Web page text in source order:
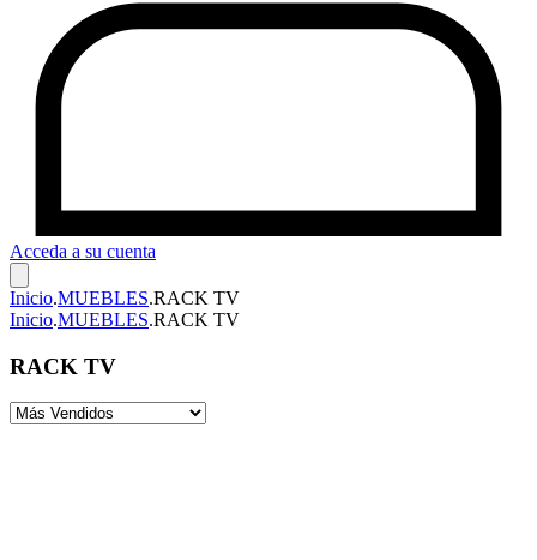
Acceda a su cuenta
Inicio.MUEBLES.RACK TV
Inicio.MUEBLES.RACK TV
RACK TV